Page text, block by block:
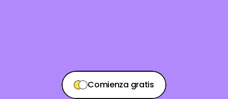
Comienza gratis